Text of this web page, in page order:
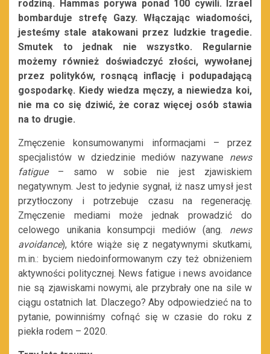
rodziną. Hammas porywa ponad 100 cywili. Izrael
bombarduje strefę Gazy. Włączając wiadomości,
jesteśmy stale atakowani przez ludzkie tragedie.
Smutek to jednak nie wszystko. Regularnie
możemy również doświadczyć złości, wywołanej
przez polityków, rosnącą inflację i podupadającą
gospodarkę. Kiedy wiedza męczy, a niewiedza koi,
nie ma co się dziwić, że coraz więcej osób stawia
na to drugie.
Zmęczenie konsumowanymi informacjami – przez
specjalistów w dziedzinie mediów nazywane news
fatigue– samo w sobie nie jest zjawiskiem
negatywnym. Jest to jedynie sygnał, iż nasz umysł jest
przytłoczony i potrzebuje czasu na regenerację.
Zmęczenie mediami może jednak prowadzić do
celowego unikania konsumpcji mediów (ang. news
avoidance), które wiąże się z negatywnymi skutkami,
m.in.: byciem niedoinformowanym czy też obniżeniem
aktywności politycznej. News fatigue i news avoidance
nie są zjawiskami nowymi, ale przybrały one na sile w
ciągu ostatnich lat. Dlaczego? Aby odpowiedzieć na to
pytanie, powinniśmy cofnąć się w czasie do roku z
piekła rodem – 2020.